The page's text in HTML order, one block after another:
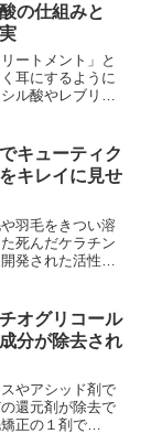
の仕組みと
ートメント」と
耳にするように
ル酸やレブリン
...
キューティク
キレイに見せ
羽毛をきつい溶
死んだケラチン
発された活性ケ
オグリコール
分が除去され
やアシッド剤で
還元剤が除去で
正の１剤で